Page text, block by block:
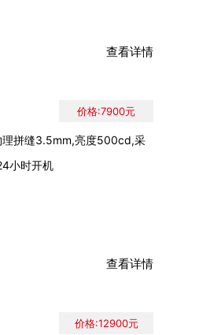
查看详情
理拼缝3.5mm,亮度500cd,采
小时开机
价格:7900元
查看详情
价格:12900元